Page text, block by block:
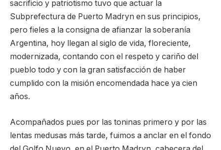
sacrificio y patriotismo tuvo que actuar la
Subprefectura de Puerto Madryn en sus principios,
pero fieles a la consigna de afianzar la soberanía
Argentina, hoy llegan al siglo de vida, floreciente,
modernizada, contando con el respeto y cariño del
pueblo todo y con la gran satisfacción de haber
cumplido con la misión encomendada hace ya cien
años.
Acompañados pues por las toninas primero y por las
lentas medusas más tarde, fuimos a anclar en el fondo